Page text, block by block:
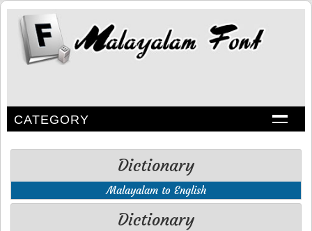
CATEGORY
Dictionary
Malayalam to English
Dictionary